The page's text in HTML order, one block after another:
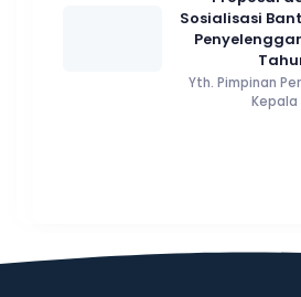
Sosialisasi
Yth. Pimpinan
Kepala